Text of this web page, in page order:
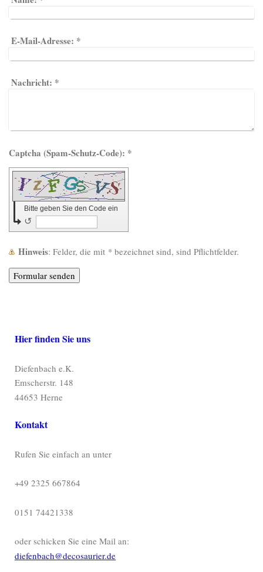
E-Mail-Adresse: *
Nachricht: *
Captcha (Spam-Schutz-Code): *
Bitte geben Sie den Code ein
↺
Hinweis : Felder, die mit * bezeichnet sind, sind Pflichtfelder.
Hier finden Sie uns
Diefenbach e.K.
Emscherstr. 148
44653 Herne
Kontakt
Rufen Sie einfach an unter
+49 2325 667864
0151 74421338
oder schicken Sie eine Mail an:
diefenbach@decosaurier.de